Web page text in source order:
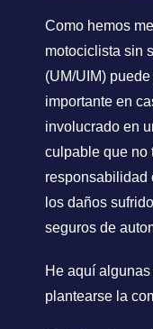
Como hemos
motociclista sin
(UM/UIM)
importante en
involucrado en
culpable que no
responsabilidad
los daños
seguros de
He aquí
plantearse la